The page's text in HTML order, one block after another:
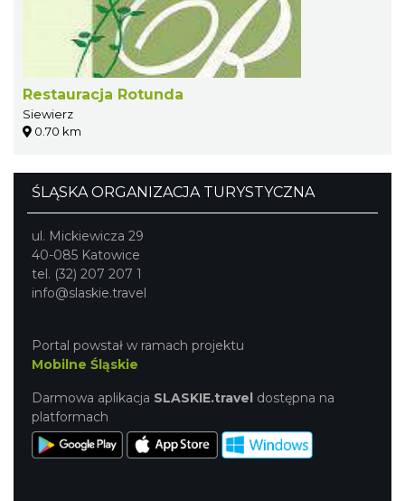
Restauracja Rotunda
Siewierz
0.70 km
ŚLĄSKA ORGANIZACJA TURYSTYCZNA
ul. Mickiewicza 29
40-085 Katowice
tel. (32) 207 207 1
info@slaskie.travel
Portal powstał w ramach projektu
Mobilne Śląskie
Darmowa aplikacja SLASKIE.travel dostępna na
platformach